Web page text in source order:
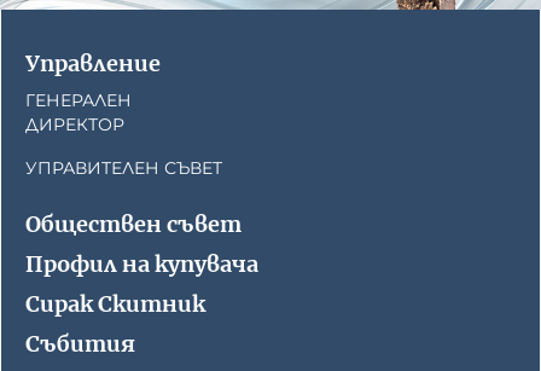
Управление
ГЕНЕРАЛЕН
ДИРЕКТОР
УПРАВИТЕЛЕН СЪВЕТ
Обществен съвет
Профил на купувача
Сирак Скитник
Събития